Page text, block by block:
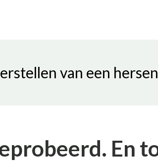
van een
En